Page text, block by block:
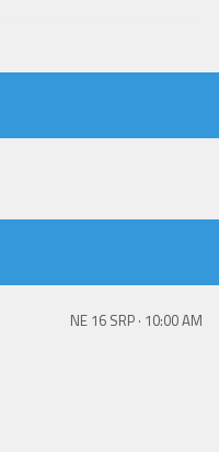
NE 16 SRP · 10:00 AM